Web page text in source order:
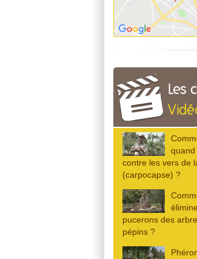
Les
contre les vers de
(carpocapse) ?
pucerons des
pépins ?